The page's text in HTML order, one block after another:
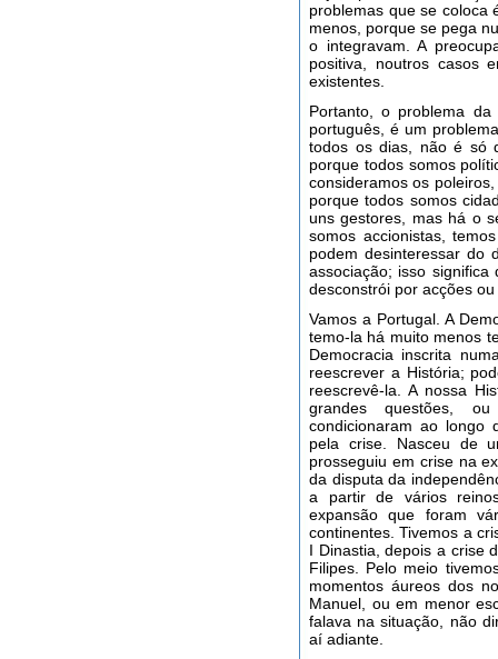
problemas que se coloca
menos, porque se pega
o integravam. A
positiva, noutros casos
existentes.
Portanto, o problema
português, é um
todos os dias, não é só
porque todos somos
consideramos os
porque todos somos
uns gestores, mas há o
somos accionistas,
podem desinteressar do
associação; isso
desconstrói por acções
Vamos a Portugal. A
temo-la há muito menos
Democracia inscrita
reescrever a História;
reescrevê-la. A nossa
grandes questões,
condicionaram ao longo
pela crise. Nasceu de
prosseguiu em crise na
da disputa da
a partir de vários
expansão que foram
continentes. Tivemos a
I Dinastia, depois a crise
Filipes. Pelo meio
momentos áureos dos
Manuel, ou em menor
falava na situação, não
aí adiante.